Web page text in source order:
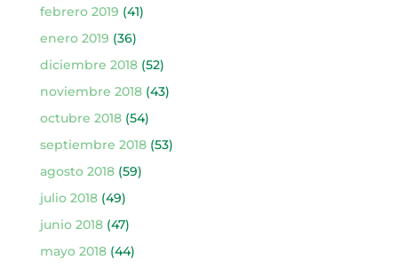
febrero 2019 (41)
enero 2019 (36)
diciembre 2018(52)
noviembre 2018(43)
octubre 2018(54)
septiembre 2018(53)
agosto 2018(59)
julio 2018(49)
junio 2018(47)
mayo 2018(44)